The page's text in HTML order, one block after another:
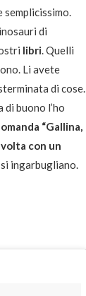
di
libri. Quelli
Li avete
di cose.
buono l’ho
“Gallina,
con un
ingarbugliano.